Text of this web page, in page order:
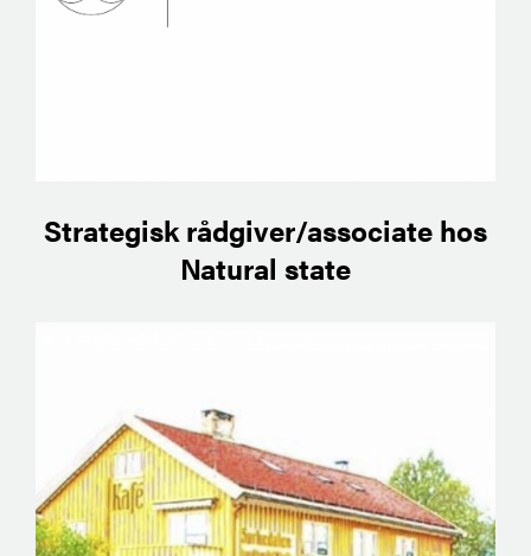
Strategisk rådgiver/associate hos
Natural state